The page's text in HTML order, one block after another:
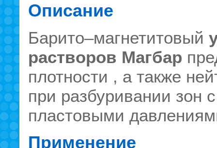
Описание
Барито–магнетитовый
растворов Магбар
плотности , а также
при разбуривании зон
пластовыми
Применение